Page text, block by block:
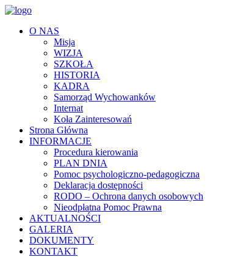
O NAS
Misja
WIZJA
SZKOŁA
HISTORIA
KADRA
Samorząd Wychowanków
Internat
Koła Zainteresowań
Strona Główna
INFORMACJE
Procedura kierowania
PLAN DNIA
Pomoc psychologiczno-pedagogiczna
Deklaracja dostępności
RODO – Ochrona danych osobowych
Nieodpłatna Pomoc Prawna
AKTUALNOŚCI
GALERIA
DOKUMENTY
KONTAKT